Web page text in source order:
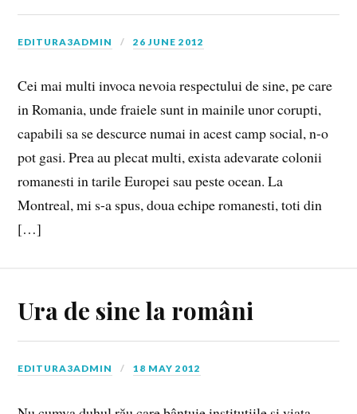
EDITURA3ADMIN 26 JUNE 2012
Cei mai multi invoca nevoia respectului de sine, pe care
in Romania, unde fraiele sunt in mainile unor corupti,
capabili sa se descurce numai in acest camp social, n-o
pot gasi. Prea au plecat multi, exista adevarate colonii
romanesti in tarile Europei sau peste ocean. La
Montreal, mi s-a spus, doua echipe romanesti, toti din
[…]
Ura de sine la români
EDITURA3ADMIN 18 MAY 2012